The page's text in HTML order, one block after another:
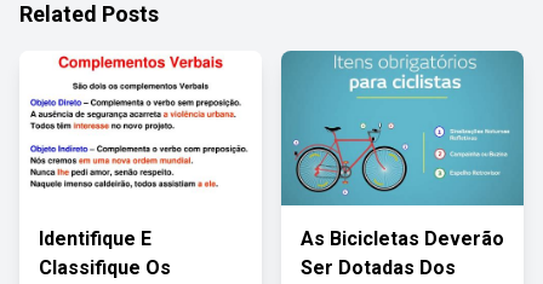
Related Posts
Identifique E
Classifique Os
As Bicicletas Deverão
Ser Dotadas Dos